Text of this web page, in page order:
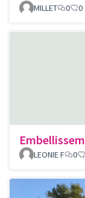
MILLET 0 0
LEONIE F 0